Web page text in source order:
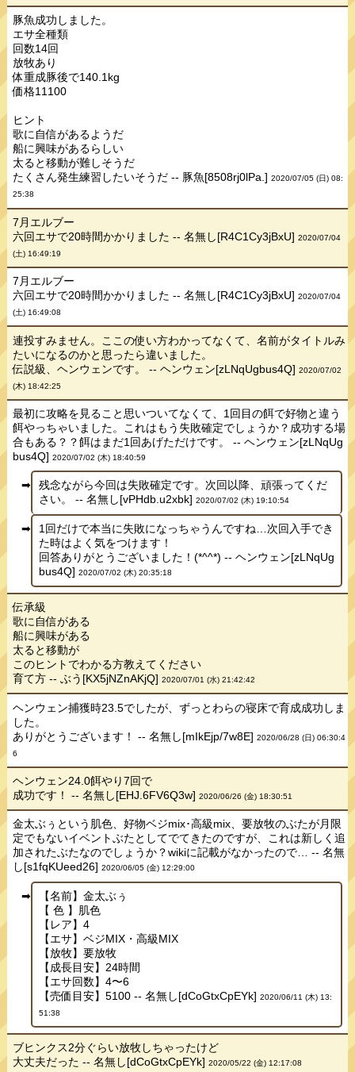
豚魚成功しました。
エサ全種類
回数14回
放牧あり
体重成豚後で140.1kg
価格11100
ヒント
歌に自信があるようだ
船に興味があるらしい
太ると移動が難しそうだ
たくさん発生練習したいそうだ -- 豚魚[8508rj0lPa.]2020/07/05 (日) 08:
25:38
7月エルブー
六回エサで20時間かかりました -- 名無し[R4C1Cy3jBxU]2020/07/04
(土) 16:49:19
7月エルブー
六回エサで20時間かかりました -- 名無し[R4C1Cy3jBxU]2020/07/04
(土) 16:49:08
連投すみません。ここの使い方わかってなくて、名前がタイトルみ
たいになるのかと思ったら違いました。
伝説級、ヘンウェンです。 -- ヘンウェン[zLNqUgbus4Q]2020/07/02
(木) 18:42:25
最初に攻略を見ること思いついてなくて、1回目の餌で好物と違う
餌やっちゃいました。これはもう失敗確定でしょうか？成功する場
合もある？？餌はまだ1回あげただけです。 -- ヘンウェン[zLNqUg
bus4Q]2020/07/02 (木) 18:40:59
残念ながら今回は失敗確定です。次回以降、頑張ってくだ
さい。 -- 名無し[vPHdb.u2xbk] 2020/07/02 (木) 19:10:54
1回だけで本当に失敗になっちゃうんですね…次回入手でき
た時はよく気をつけます！
回答ありがとうございました！(*^^*) -- ヘンウェン[zLNqUg
bus4Q] 2020/07/02 (木) 20:35:18
伝承級
歌に自信がある
船に興味がある
太ると移動が
このヒントでわかる方教えてください
育て方 -- ぶう[KX5jNZnAKjQ]2020/07/01 (水) 21:42:42
ヘンウェン捕獲時23.5でしたが、ずっとわらの寝床で育成成功しま
した。
ありがとうございます！ -- 名無し[mIkEjp/7w8E]2020/06/28 (日) 06:30:4
6
ヘンウェン24.0餌やり7回で
成功です！ -- 名無し[EHJ.6FV6Q3w]2020/06/26 (金) 18:30:51
金太ぶぅという肌色、好物ベジmix･高級mix、要放牧のぶたが月限
定でもないイベントぶたとしてでてきたのですが、これは新しく追
加されたぶたなのでしょうか？wikiに記載がなかったので… -- 名無
し[s1fqKUeed26]2020/06/05 (金) 12:29:00
【名前】金太ぶぅ
【 色 】肌色
【レア】4
【エサ】ベジMIX・高級MIX
【放牧】要放牧
【成長目安】24時間
【エサ回数】4〜6
【売価目安】5100 -- 名無し[dCoGtxCpEYk] 2020/06/11 (木) 13:
51:38
ブヒンクス2分ぐらい放牧しちゃったけど
大丈夫だった -- 名無し[dCoGtxCpEYk]2020/05/22 (金) 12:17:08